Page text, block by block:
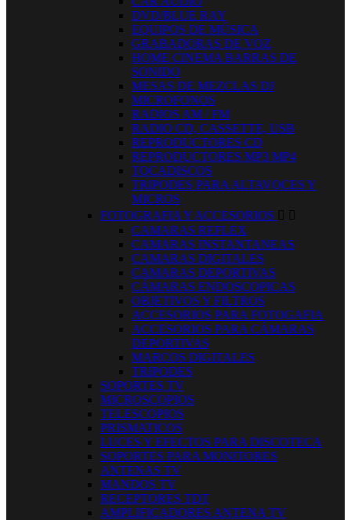
DVD/BLUE RAY
EQUIPOS DE MÚSICA
GRABADORAS DE VOZ
HOME CINEMA BARRAS DE
SONIDO
MESAS DE MEZCLAS DJ
MICROFONOS
RADIOS AM / FM
RADIO CD, CASSETTE, USB
REPRODUCTORES CD
REPRODUCTORES MP3 MP4
TOCADISCOS
TRIPODES PARA ALTAVOCES Y
MICROS
FOTOGRAFIA Y ACCESORIOS  
CAMARAS REFLEX
CAMARAS INSTANTANEAS
CAMARAS DIGITALES
CAMARAS DEPORTIVAS
CÁMARAS ENDOSCOPICAS
OBJETIVOS Y FILTROS
ACCESORIOS PARA FOTOGAFIA
ACCESORIOS PARA CÁMARAS
DEPORTIVAS
MARCOS DIGITALES
TRIPODES
SOPORTES TV
MICROSCOPIOS
TELESCOPIOS
PRISMATICOS
LUCES Y EFECTOS PARA DISCOTECA
SOPORTES PARA MONITORES
ANTENAS TV
MANDOS TV
RECEPTORES TDT
AMPLIFICADORES ANTENA TV